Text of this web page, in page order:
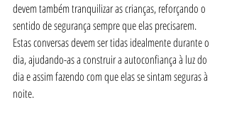
devem também tranquilizar as crianças, reforçando o
sentido de segurança sempre que elas precisarem.
Estas conversas devem ser tidas idealmente durante o
dia, ajudando-as a construir a autoconfiança à luz do
dia e assim fazendo com que elas se sintam seguras à
noite.